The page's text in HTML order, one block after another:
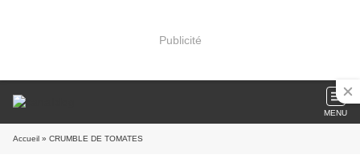
Publicité
MENU
Accueil » CRUMBLE DE TOMATES